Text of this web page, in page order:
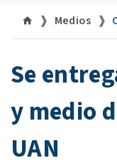
Medios
Se
y medio
UAN